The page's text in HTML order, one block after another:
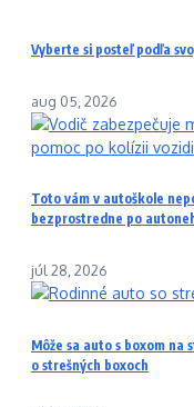
Vyberte si posteľ podľa
aug 05, 2026
Toto vám v autoškole
bezprostredne po
júl 28, 2026
Môže sa auto s boxom
o strešných boxoch